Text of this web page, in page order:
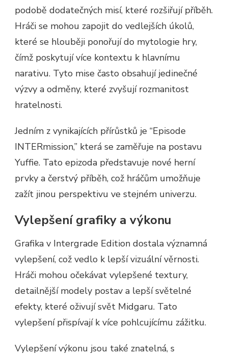
podobě dodatečných misí, které rozšiřují příběh.
Hráči se mohou zapojit do vedlejších úkolů,
které se hlouběji ponořují do mytologie hry,
čímž poskytují více kontextu k hlavnímu
narativu. Tyto mise často obsahují jedinečné
výzvy a odměny, které zvyšují rozmanitost
hratelnosti.
Jedním z vynikajících přírůstků je “Episode
INTERmission,” která se zaměřuje na postavu
Yuffie. Tato epizoda představuje nové herní
prvky a čerstvý příběh, což hráčům umožňuje
zažít jinou perspektivu ve stejném univerzu.
Vylepšení grafiky a výkonu
Grafika v Intergrade Edition dostala významná
vylepšení, což vedlo k lepší vizuální věrnosti.
Hráči mohou očekávat vylepšené textury,
detailnější modely postav a lepší světelné
efekty, které oživují svět Midgaru. Tato
vylepšení přispívají k více pohlcujícímu zážitku.
Vylepšení výkonu jsou také znatelná, s